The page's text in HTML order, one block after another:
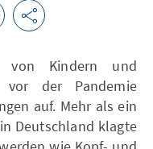
von Kindern und
vor der Pandemie
auf. Mehr als ein
Deutschland klagte